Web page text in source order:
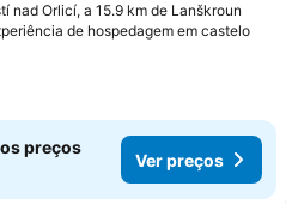
nad Orlicí, a 15.9 km de Lanškroun
de hospedagem em castelo
preços
Ver preços